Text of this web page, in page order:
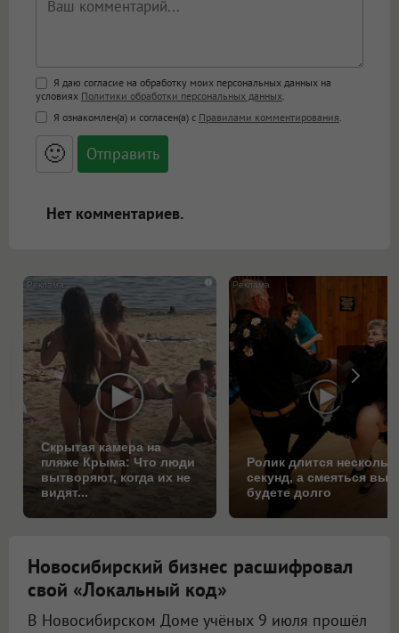
Поддержка HTML
<b>, <strong>, <u>, <i>, <em>, <s>, <big>,
<small>, <sup>, <sub>, <pre>, <ul>, <ol>, <li>,
<blockquote>, <code> экранирует HTML,
адреса URL автоматически становятся
ссылками, и [img]адрес[/img] будет
Я даю согласие на обработку моих персональных данных на
условиях Политики обработки персональных данных
Я ознакомлен(а) и согласен(а) с Правилами комментирования
🙂
Нет комментариев.
i
Скрытая камера на
пляже Крыма: Что люди
вытворяют, когда их не
видят...
Ролик длится
секунд, а смеяться вы
будете долго
Новосибирский бизнес расшифровал
свой «Локальный код»
В Новосибирском Доме учёных 9 июля прошёл